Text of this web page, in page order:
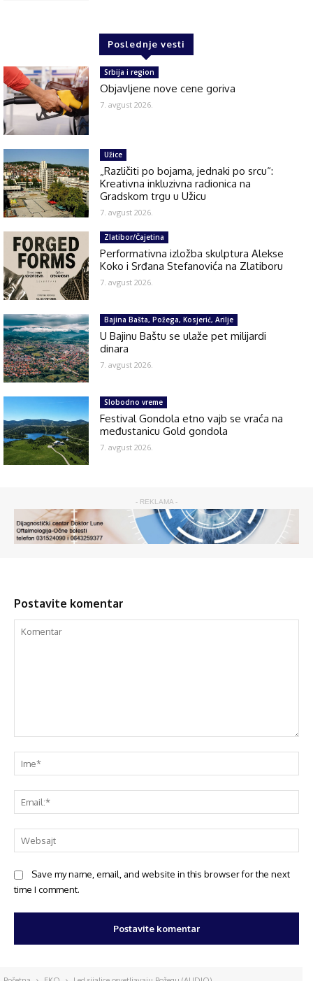
Poslednje vesti
Srbija i region
Objavljene nove cene goriva
7. avgust 2026.
Užice
„Različiti po bojama, jednaki po srcu“:
Kreativna inkluzivna radionica na
Gradskom trgu u Užicu
7. avgust 2026.
Zlatibor/Čajetina
Performativna izložba skulptura Alekse
Koko i Srđana Stefanovića na Zlatiboru
7. avgust 2026.
Bajina Bašta, Požega, Kosjerić, Arilje
U Bajinu Baštu se ulaže pet milijardi
dinara
7. avgust 2026.
Slobodno vreme
Festival Gondola etno vajb se vraća na
međustanicu Gold gondola
7. avgust 2026.
- REKLAMA -
Postavite komentar
Save my name, email, and website in this browser for the next
time I comment.